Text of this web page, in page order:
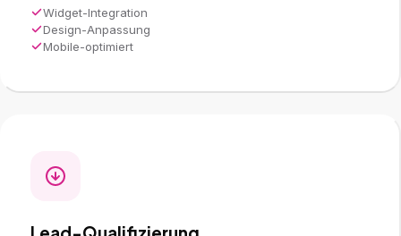
Widget-Integration
Design-Anpassung
Mobile-optimiert